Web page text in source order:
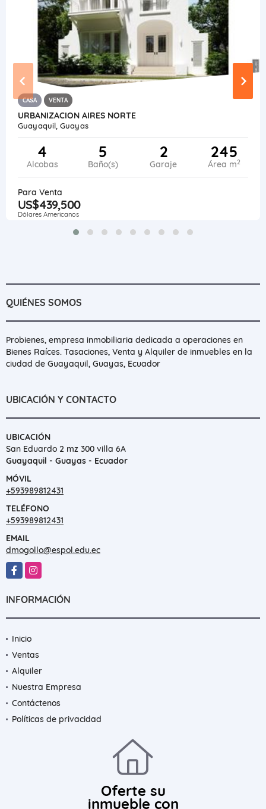
CASA VENTA
URBANIZACION AIRES NORTE
Guayaquil, Guayas
4
Alcobas
5
Baño(s)
2
Garaje
245
Área m2
Para Venta
US$439,500
Dólares Americanos
QUIÉNES SOMOS
Probienes, empresa inmobiliaria dedicada a operaciones en
Bienes Raíces. Tasaciones, Venta y Alquiler de inmuebles en la
ciudad de Guayaquil, Guayas, Ecuador
UBICACIÓN Y CONTACTO
UBICACIÓN
San Eduardo 2 mz 300 villa 6A
Guayaquil - Guayas - Ecuador
MÓVIL
+593989812431
TELÉFONO
+593989812431
EMAIL
dmogollo@espol.edu.ec
INFORMACIÓN
Inicio
Ventas
Alquiler
Nuestra Empresa
Contáctenos
Oferte su